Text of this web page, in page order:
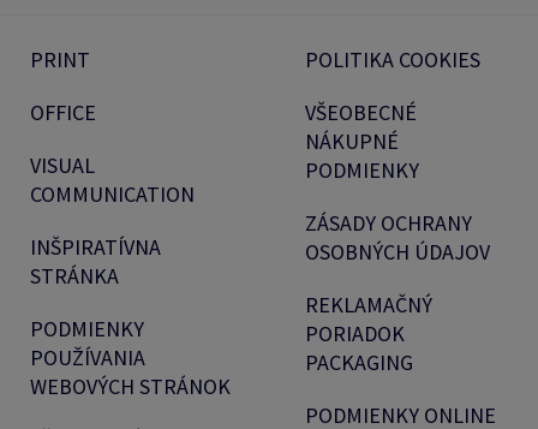
PRINT
OFFICE
VISUAL
COMMUNICATION
INŠPIRATÍVNA
STRÁNKA
PODMIENKY
POUŽÍVANIA
WEBOVÝCH STRÁNOK
POLITIKA COOKIES
VŠEOBECNÉ
NÁKUPNÉ
PODMIENKY
ZÁSADY OCHRANY
OSOBNÝCH ÚDAJOV
REKLAMAČNÝ
PORIADOK
PACKAGING
PODMIENKY ONLINE